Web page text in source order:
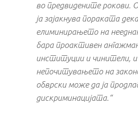
во предвидените рокови.
ја зајакнува пораката дека
елиминирањето на
бара проактивен
институции и чинители, и
непочитувањето на
обврски може да ја
дискриминацијата.“